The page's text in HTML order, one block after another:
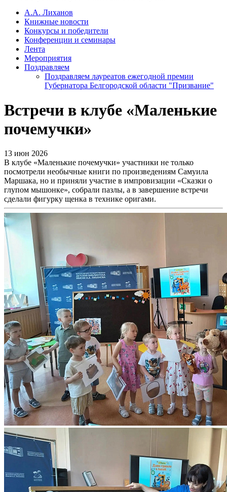
А.А. Лиханов
Книжные новости
Конкурсы и победители
Конференции и семинары
Лента
Мероприятия
Поздравляем
Поздравляем лауреатов ежегодной премии
Губернатора Белгородской области "Призвание"
Встречи в клубе «Маленькие
почемучки»
13 июн 2026
В клубе «Маленькие почемучки» участники не только
посмотрели необычные книги по произведениям Самуила
Маршака, но и приняли участие в импровизации «Сказки о
глупом мышонке», собрали пазлы, а в завершение встречи
сделали фигурку щенка в технике оригами.